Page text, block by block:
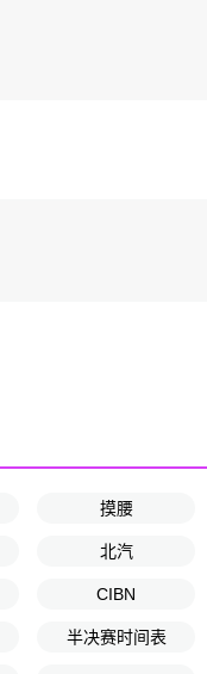
摸腰
北汽
CIBN
半决赛时间表